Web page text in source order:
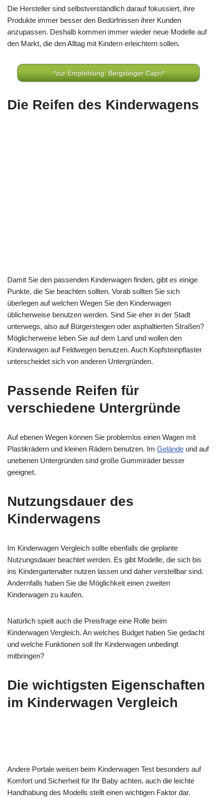
Die Hersteller sind selbstverständlich darauf fokussiert, ihre
Produkte immer besser den Bedürfnissen ihrer Kunden
anzupassen. Deshalb kommen immer wieder neue Modelle auf
den Markt, die den Alltag mit Kindern erleichtern sollen.
*zur Empfehlung: Bergsteiger Capri*
Die Reifen des Kinderwagens
Damit Sie den passenden Kinderwagen finden, gibt es einige
Punkte, die Sie beachten sollten. Vorab sollten Sie sich
überlegen auf welchen Wegen Sie den Kinderwagen
üblicherweise benutzen werden. Sind Sie eher in der Stadt
unterwegs, also auf Bürgersteigen oder asphaltierten Straßen?
Möglicherweise leben Sie auf dem Land und wollen den
Kinderwagen auf Feldwegen benutzen. Auch Kopfsteinpflaster
unterscheidet sich von anderen Untergründen.
Passende Reifen für
verschiedene Untergründe
Auf ebenen Wegen können Sie problemlos einen Wagen mit
Plastikrädern und kleinen Rädern benutzen. Im Gelände und auf
unebenen Untergründen sind große Gummiräder besser
geeignet.
Nutzungsdauer des
Kinderwagens
Im Kinderwagen Vergleich sollte ebenfalls die geplante
Nutzungsdauer beachtet werden. Es gibt Modelle, die sich bis
ins Kindergartenalter nutzen lassen und daher verstellbar sind.
Andernfalls haben Sie die Möglichkeit einen zweiten
Kinderwagen zu kaufen.
Natürlich spielt auch die Preisfrage eine Rolle beim
Kinderwagen Vergleich. An welches Budget haben Sie gedacht
und welche Funktionen soll Ihr Kinderwagen unbedingt
mitbringen?
Die wichtigsten Eigenschaften
im Kinderwagen Vergleich
Andere Portale weisen beim Kinderwagen Test besonders auf
Komfort und Sicherheit für Ihr Baby achten, auch die leichte
Handhabung des Modells stellt einen wichtigen Faktor dar.